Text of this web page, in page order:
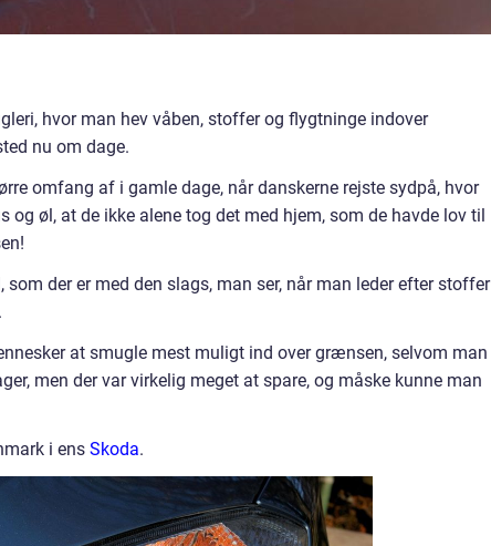
hvor man hev våben, stoffer og flygtninge indover
nu om dage.
omfang af i gamle dage, når danskerne rejste sydpå, hvor
øl, at de ikke alene tog det med hjem, som de havde lov til
der er med den slags, man ser, når man leder efter stoffer
at smugle mest muligt ind over grænsen, selvom man
men der var virkelig meget at spare, og måske kunne man
i ens Skoda.